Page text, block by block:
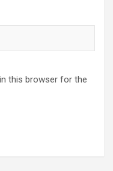
this browser for the